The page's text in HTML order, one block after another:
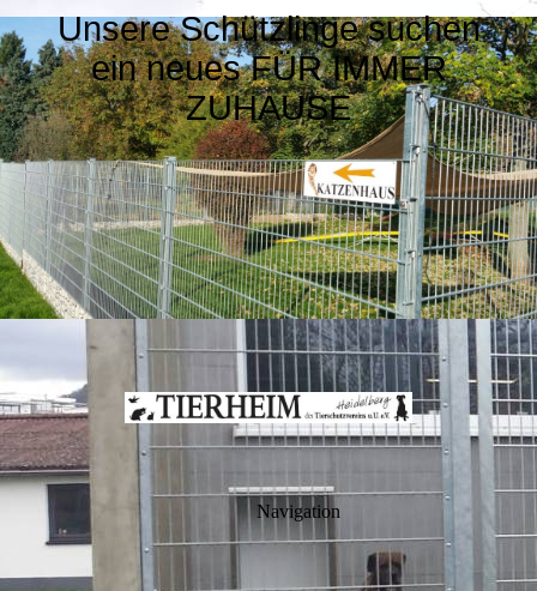
Unsere Schützlinge suchen
ein neues FÜR IMMER
ZUHAUSE
Navigation